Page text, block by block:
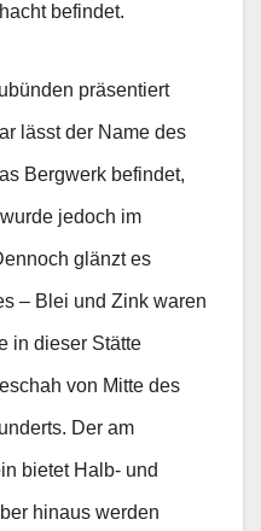
befindet.
präsentiert
lässt der Name des
Bergwerk befindet,
jedoch im
glänzt es
– Blei und Zink waren
in dieser Stätte
von Mitte des
Der am
bietet Halb- und
hinaus werden